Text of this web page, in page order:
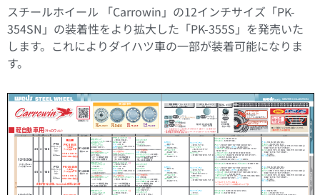
スチールホイール 「Carrowin」の12インチサイズ「PK-
354SN」の装着性をより拡大した「PK-355S」を発売いた
します。これによりダイハツ車の一部が装着可能になりま
す。